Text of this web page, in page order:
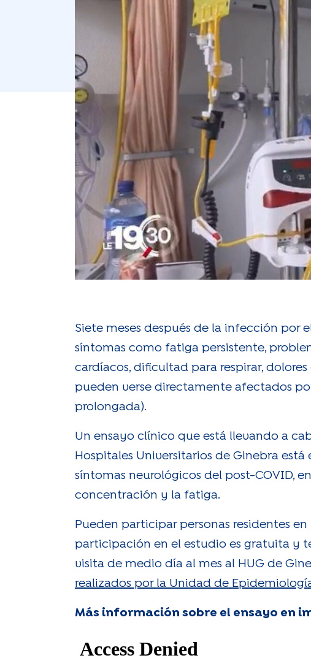
Siete meses después de la infección por
síntomas como fatiga persistente,
cardíacos, dificultad para respirar, dolores
pueden verse directamente afectados
prolongada).
Un ensayo clínico que está llevando a
Hospitales Universitarios de Ginebra
síntomas neurológicos del post-COVID,
concentración y la fatiga.
Pueden participar personas residentes en
participación en el estudio es gratuita y
visita de medio día al mes al HUG de
realizados por la Unidad de
Más información sobre el ensayo en